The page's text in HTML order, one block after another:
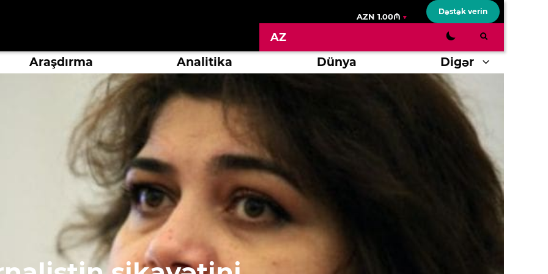
AZN 1.00₼
Dəstək verin
AZ
Araşdırma Analitika Dünya Digər